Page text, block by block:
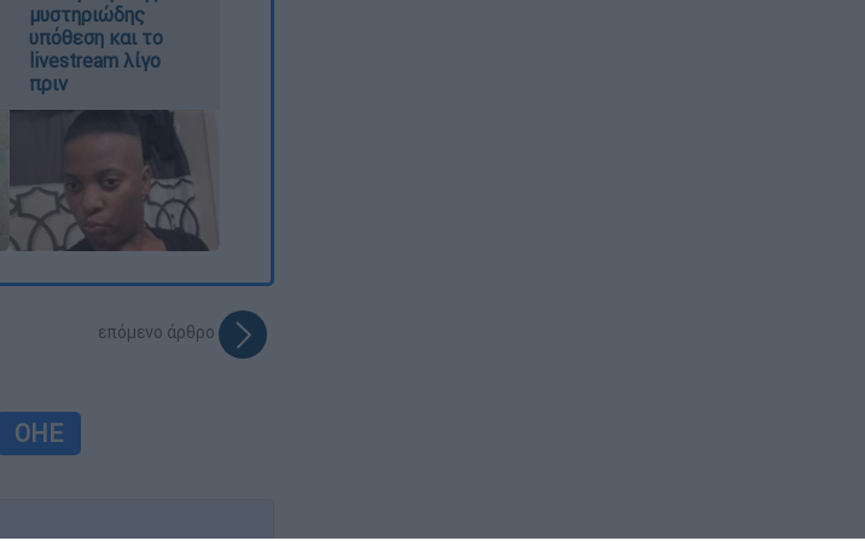
μυστηριώδης
υπόθεση και το
livestream λίγο
πριν
επόμενο άρθρο
ΟΗΕ